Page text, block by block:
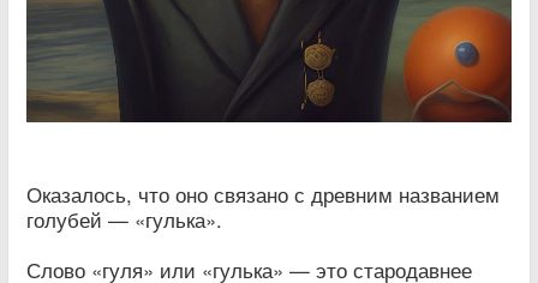
Оказалось, что оно связано с древним названием
голубей — «гулька».
Слово «гуля» или «гулька» — это стародавнее